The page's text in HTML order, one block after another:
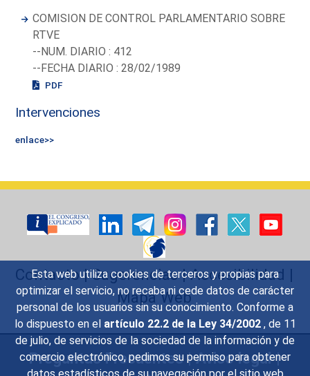
Esta web utiliza cookies de terceros y propias para
optimizar el servicio, no recaba ni cede datos de carácter
personal de los usuarios sin su conocimiento. Conforme a
lo dispuesto en el artículo 22.2 de la Ley 34/2002 , de 11
de julio, de servicios de la sociedad de la información y de
comercio electrónico, pedimos su permiso para obtener
COMISION DE CONTROL PARLAMENTARIO SOBRE
RTVE
--NUM. DIARIO : 412
--FECHA DIARIO : 28/02/1989
PDF
Intervenciones
enlace>>
Contacto|Sugerencias|Accesibilidad |
Mapa Web
Preguntas Frecuentes|Aviso legal|